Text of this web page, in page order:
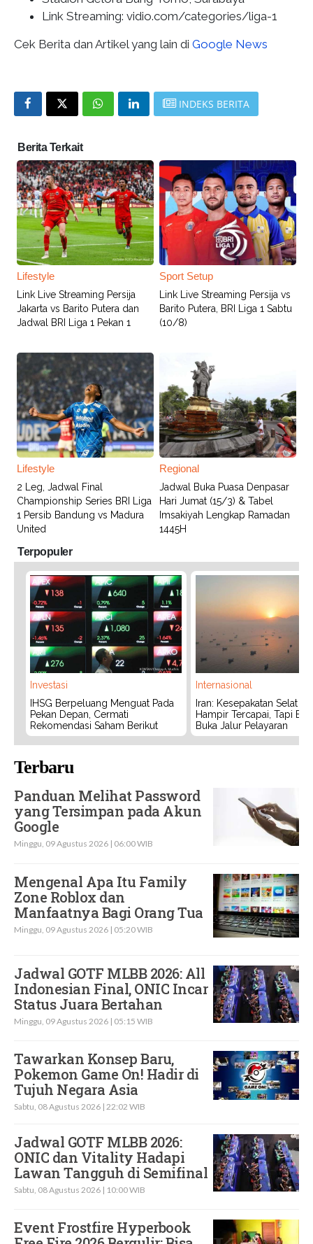
Link Streaming: vidio.com/categories/liga-1
Cek Berita dan Artikel yang lain di Google News
INDEKS BERITA
Berita Terkait
Lifestyle
Link Live Streaming Persija
Jakarta vs Barito Putera dan
Jadwal BRI Liga 1 Pekan 1
Sport Setup
Link Live Streaming Persija vs
Barito Putera, BRI Liga 1 Sabtu
(10/8)
Lifestyle
2 Leg, Jadwal Final
Championship Series BRI Liga
1 Persib Bandung vs Madura
United
Regional
Jadwal Buka Puasa Denpasar
Hari Jumat (15/3) & Tabel
Imsakiyah Lengkap Ramadan
1445H
Terpopuler
Investasi
IHSG Berpeluang Menguat Pada
Pekan Depan, Cermati
Rekomendasi Saham Berikut
Internasional
Iran: Kesepakatan Selat
Hampir Tercapai, Tapi
Buka Jalur Pelayaran
Terbaru
Panduan Melihat Password
yang Tersimpan pada Akun
Google
Minggu, 09 Agustus 2026 | 06:00 WIB
Mengenal Apa Itu Family
Zone Roblox dan
Manfaatnya Bagi Orang Tua
Minggu, 09 Agustus 2026 | 05:20 WIB
Jadwal GOTF MLBB 2026: All
Indonesian Final, ONIC Incar
Status Juara Bertahan
Minggu, 09 Agustus 2026 | 05:15 WIB
Tawarkan Konsep Baru,
Pokemon Game On! Hadir di
Tujuh Negara Asia
Sabtu, 08 Agustus 2026 | 22:02 WIB
Jadwal GOTF MLBB 2026:
ONIC dan Vitality Hadapi
Lawan Tangguh di Semifinal
Sabtu, 08 Agustus 2026 | 10:00 WIB
Event Frostfire Hyperbook